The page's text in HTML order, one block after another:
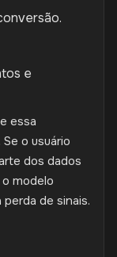
e
essa
o usuário
dos dados
modelo
de sinais.